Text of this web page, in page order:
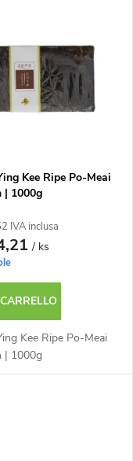
Kee Ripe Po-Meai
| 1000g
IVA inclusa
/ ks
Kee Ripe Po-Meai
| 1000g